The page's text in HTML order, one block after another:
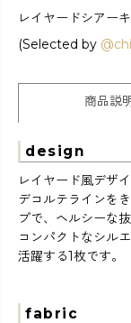
レイヤードシアー
(Selected by
商品説
design
レイヤード風デザ
デコルテラインを
プで、ヘルシーな
コンパクトなシル
活躍する1枚です。
fabric